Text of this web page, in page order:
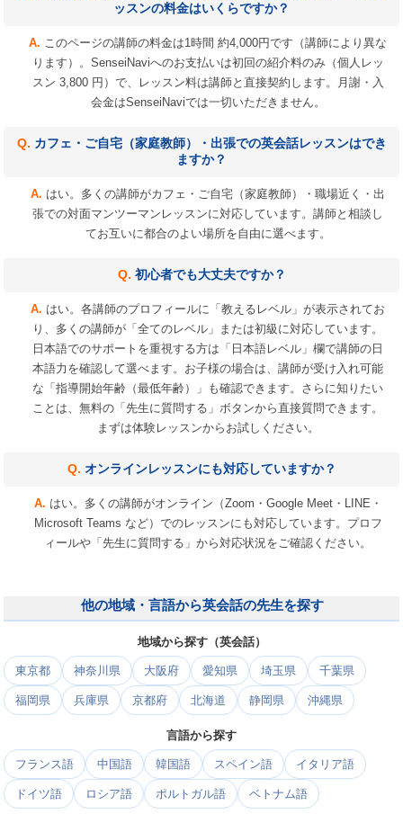
ッスンの料金はいくらですか？
このページの講師の料金は1時間 約4,000円です（講師により異な
ります）。SenseiNaviへのお支払いは初回の紹介料のみ（個人レッ
スン 3,800 円）で、レッスン料は講師と直接契約します。月謝・入
会金はSenseiNaviでは一切いただきません。
カフェ・ご自宅（家庭教師）・出張での英会話レッスンはでき
ますか？
はい。多くの講師がカフェ・ご自宅（家庭教師）・職場近く・出
張での対面マンツーマンレッスンに対応しています。講師と相談し
てお互いに都合のよい場所を自由に選べます。
初心者でも大丈夫ですか？
はい。各講師のプロフィールに「教えるレベル」が表示されてお
り、多くの講師が「全てのレベル」または初級に対応しています。
日本語でのサポートを重視する方は「日本語レベル」欄で講師の日
本語力を確認して選べます。お子様の場合は、講師が受け入れ可能
な「指導開始年齢（最低年齢）」も確認できます。さらに知りたい
ことは、無料の「先生に質問する」ボタンから直接質問できます。
まずは体験レッスンからお試しください。
オンラインレッスンにも対応していますか？
はい。多くの講師がオンライン（Zoom・Google Meet・LINE・
Microsoft Teams など）でのレッスンにも対応しています。プロフ
ィールや「先生に質問する」から対応状況をご確認ください。
他の地域・言語から英会話の先生を探す
地域から探す（英会話）
東京都 神奈川県 大阪府 愛知県 埼玉県 千葉県
福岡県 兵庫県 京都府 北海道 静岡県 沖縄県
言語から探す
フランス語 中国語 韓国語 スペイン語 イタリア語
ドイツ語 ロシア語 ポルトガル語 ベトナム語